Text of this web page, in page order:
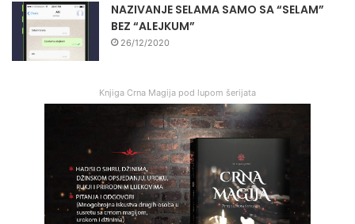
NAZIVANJE SELAMA SAMO SA “SELAM”
BEZ “ALEJKUM”
26/12/2020
Knjiga Crna Magija pod lupom šerijata